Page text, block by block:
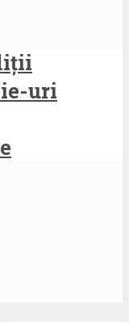
uri